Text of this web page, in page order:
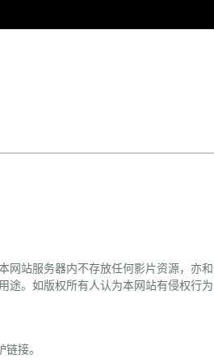
网站服务器内不存放任何影片资源，亦
。如版权所有人认为本网站有侵权行为
接。